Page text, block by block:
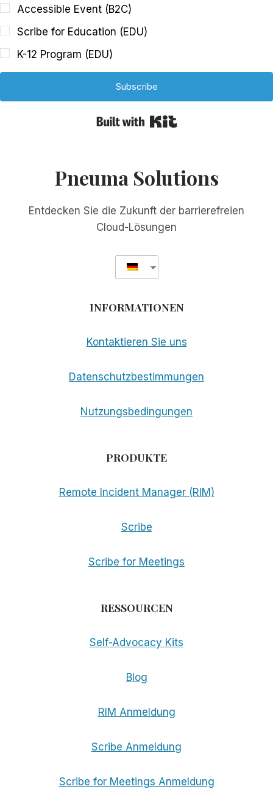
Accessible Event (B2C)
Scribe for Education (EDU)
K-12 Program (EDU)
Subscribe
Pneuma Solutions
Entdecken Sie die Zukunft der barrierefreien
Cloud-Lösungen
INFORMATIONEN
Kontaktieren Sie uns
Datenschutzbestimmungen
Nutzungsbedingungen
PRODUKTE
Remote Incident Manager (RIM)
Scribe
Scribe for Meetings
RESSOURCEN
Self-Advocacy Kits
Blog
RIM Anmeldung
Scribe Anmeldung
Scribe for Meetings Anmeldung